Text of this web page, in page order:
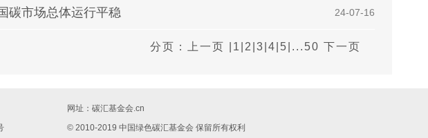
碳市场总体运行平稳 | 24-07-16
分页： 上一页 1 2 3 4 5 ...50 下一页
网址： 碳汇基金会.cn
© 2010-2019 中国绿色碳汇基金会 保留所有权利